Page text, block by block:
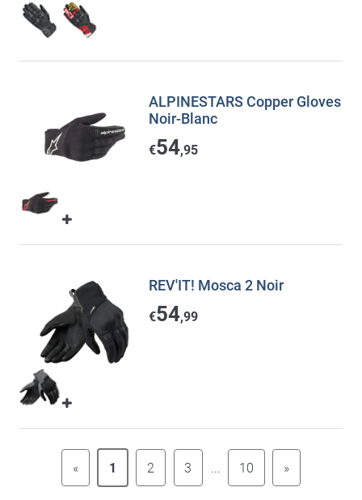
ALPINESTARS Copper Gloves
Noir-Blanc
€54,95
REV'IT! Mosca 2 Noir
€54,99
« 1 2 3 ... 10 »